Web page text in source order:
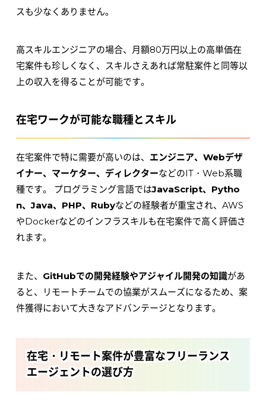
スも少なくありません。
高スキルエンジニアの場合、月額80万円以上の高単価在
宅案件も珍しくなく、スキルさえあれば常駐案件と同等以
上の収入を得ることが可能です。
在宅ワークが可能な職種とスキル
在宅案件で特に需要が高いのは、 エンジニア、Webデザ
イナー、マーケター、ディレクターなどのIT・Web系職
種です。 プログラミング言語ではJavaScript、Pytho
n、Java、PHP、Rubyなどの経験者が重宝され、AWS
やDockerなどのインフラスキルも在宅案件で高く評価さ
れます。
また、 GitHubでの開発経験やアジャイル開発の知識があ
ると、リモートチームでの協業がスムーズになるため、案
件獲得において大きなアドバンテージとなります。
在宅・リモート案件が豊富なフリーランス
エージェントの選び方